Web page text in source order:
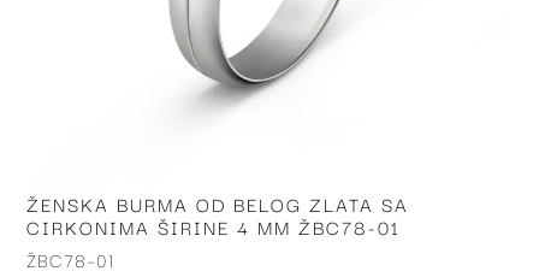
Skip
to
the
ŽENSKA BURMA OD BELOG ZLATA SA
CIRKONIMA ŠIRINE 4 MM ŽBC78-01
ŽBC78-01